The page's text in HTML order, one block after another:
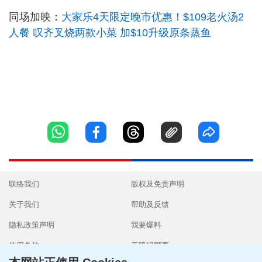
同场加映： 大家乐4天限定晚市优惠！$109老火汤2
人餐 叹齐叉烧两款小菜 加$10升级原条蒸鱼
联络我们
关于我们
隐私政策声明
使用条款
版权及免责声明
帮助及反馈
我要爆料
无障碍网页